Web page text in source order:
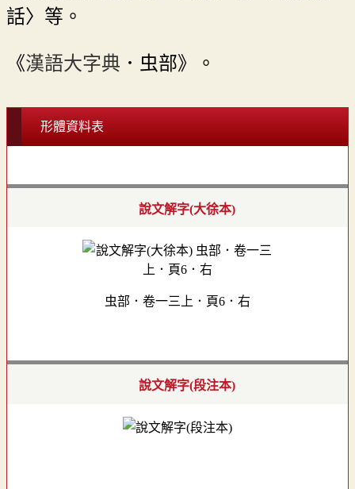
話〉等。
《漢語大字典 ．虫部》。
形體資料表
說文解字(大徐本)
虫部．卷一三上．頁6．右
說文解字(段注本)